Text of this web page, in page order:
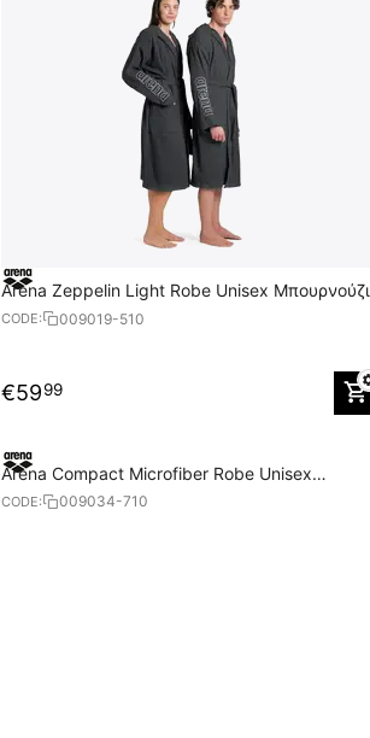
Arena Zeppelin Light Robe Unisex Μπουρνούζι
CODE: 009019-510
€5999
Arena Compact Microfiber Robe Unisex
Μπουρνούζι
CODE: 009034-710